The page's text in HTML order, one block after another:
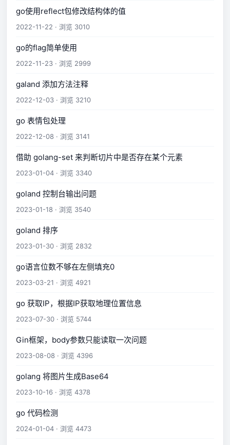
go使用reflect包修改结构体的值
2022-11-22 · 浏览 3010
go的flag简单使用
2022-11-23 · 浏览 2999
galand 添加方法注释
2022-12-03 · 浏览 3210
go 表情包处理
2022-12-08 · 浏览 3141
借助 golang-set 来判断切片中是否存在某个元素
2023-01-04 · 浏览 3340
goland 控制台输出问题
2023-01-18 · 浏览 3540
goland 排序
2023-01-30 · 浏览 2832
go语言位数不够在左侧填充0
2023-03-21 · 浏览 4921
go 获取IP，根据IP获取地理位置信息
2023-07-30 · 浏览 5744
Gin框架，body参数只能读取一次问题
2023-08-08 · 浏览 4396
golang 将图片生成Base64
2023-10-16 · 浏览 4378
go 代码检测
2024-01-04 · 浏览 4473